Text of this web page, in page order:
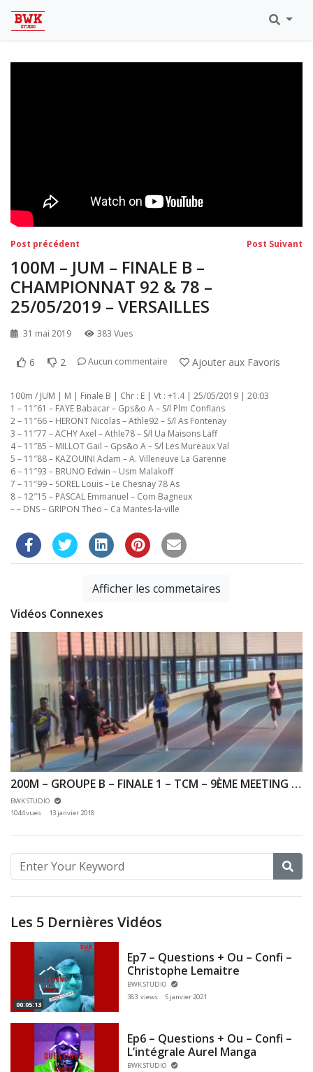
Eaubonne 2019
Navigation
de
l’article
Post précédent Post Suivant
100M – JUM – FINALE B –
CHAMPIONNAT 92 & 78 –
25/05/2019 – VERSAILLES
31 mai 2019 383 Vues
6 2 Aucun commentaire Ajouter aux Favoris
100m / JUM | M | Finale B | Chr : E | Vt : +1.4 | 25/05/2019 | 20:03
1 – 11″61 – FAYE Babacar – Gps&o A – S/l Plm Conflans
2 – 11″66 – HERONT Nicolas – Athle92 – S/l As Fontenay
3 – 11″77 – ACHY Axel – Athle78 – S/l Ua Maisons Laff
4 – 11″85 – MILLOT Gail – Gps&o A – S/l Les Mureaux Val
5 – 11″88 – KAZOUINI Adam – A. Villeneuve La Garenne
6 – 11″93 – BRUNO Edwin – Usm Malakoff
7 – 11″99 – SOREL Louis – Le Chesnay 78 As
8 – 12″15 – PASCAL Emmanuel – Com Bagneux
– – DNS – GRIPON Theo – Ca Mantes-la-ville
Afficher les commetaires
Vidéos Connexes
200M – GROUPE B – FINALE 1 – TCM – 9ÈME MEETING DES HAUTS DE SEINE 07/01/2018 – EAUBONNE
BWK STUDIO
1044 vues
13 janvier 2018
Les 5 Dernières Vidéos
00:05:13
Ep7 – Questions + Ou – Confi –
Christophe Lemaitre
BWK STUDIO
383 views
5 janvier 2021
Ep6 – Questions + Ou – Confi –
L’intégrale Aurel Manga
BWK STUDIO